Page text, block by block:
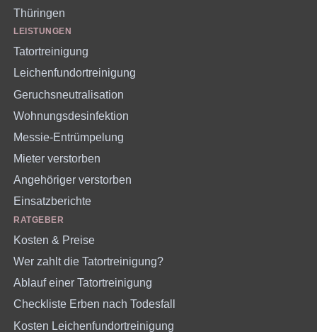
Thüringen
LEISTUNGEN
Tatortreinigung
Leichenfundortreinigung
Geruchsneutralisation
Wohnungsdesinfektion
Messie-Entrümpelung
Mieter verstorben
Angehöriger verstorben
Einsatzberichte
RATGEBER
Kosten & Preise
Wer zahlt die Tatortreinigung?
Ablauf einer Tatortreinigung
Checkliste Erben nach Todesfall
Kosten Leichenfundortreinigung